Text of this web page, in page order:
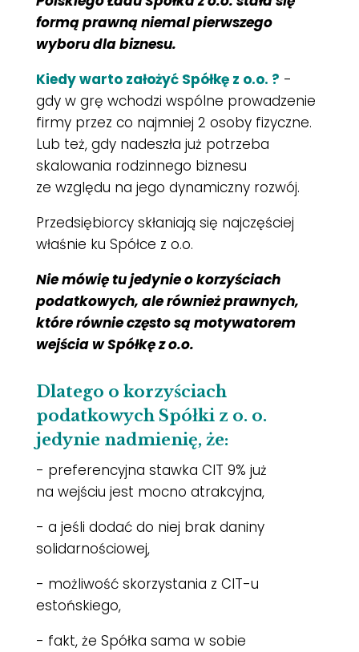
formą prawną niemal pierwszego
wyboru dla biznesu.
Kiedy warto założyć Spółkę z o.o. ? -
gdy w grę wchodzi wspólne prowadzenie
firmy przez co najmniej 2 osoby fizyczne.
Lub też, gdy nadeszła już potrzeba
skalowania rodzinnego biznesu
ze względu na jego dynamiczny rozwój.
Przedsiębiorcy skłaniają się najczęściej
właśnie ku Spółce z o.o.
Nie mówię tu jedynie o korzyściach
podatkowych, ale również prawnych,
które równie często są motywatorem
wejścia w Spółkę z o.o.
Dlatego o korzyściach
podatkowych Spółki z o. o.
jedynie nadmienię, że:
- preferencyjna stawka CIT 9% już
na wejściu jest mocno atrakcyjna,
- a jeśli dodać do niej brak daniny
solidarnościowej,
- możliwość skorzystania z CIT-u
estońskiego,
- fakt, że Spółka sama w sobie